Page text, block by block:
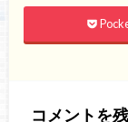
コメントを